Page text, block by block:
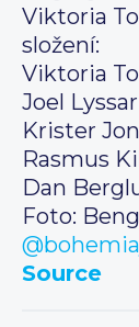
Viktoria
složení:
Viktoria
Joel
Krister
Rasmus
Dan
Foto:
Source